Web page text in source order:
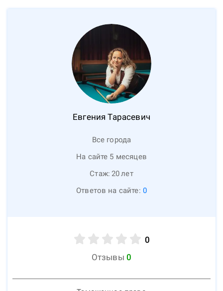
Евгения Тарасевич
Все города
На сайте 5 месяцев
Стаж: 20лет
Ответов на сайте: 0
0
Отзывы 0